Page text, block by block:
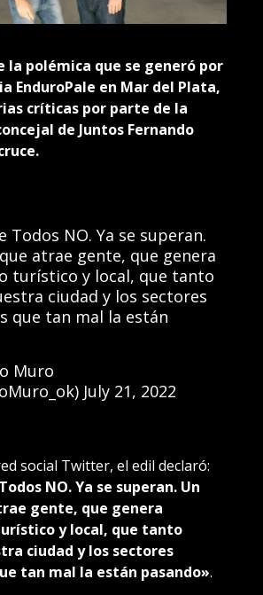
la polémica que se generó por
EnduroPale en Mar del Plata,
críticas por parte de la
de Juntos Fernando
Todos NO. Ya se superan.
atrae gente, que genera
turístico y local, que tanto
ciudad y los sectores
que tan mal la están
Muro
July 21, 2022
social Twitter, el edil declaró:
NO. Ya se superan. Un
gente, que genera
y local, que tanto
ciudad y los sectores
tan mal la están pasando».